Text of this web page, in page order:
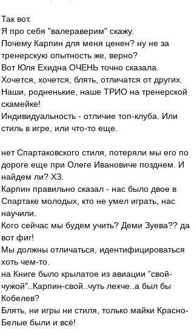
Так вот.
Я про себя "валераверим" скажу.
Почему Карпин для меня ценен? ну не за
тренерскую опытность же, верно?
Вот Юля Ехидна ОЧЕНЬ точно сказала.
Хочется, хочется, блять, отличатся от других.
Наши, родненькие, наше ТРИО на тренерской
скамейке!
Индивидуальность - отличие топ-клуба. Или
стиль в игре, или что-то еще.
нет Спартаковского стиля, потеряли мы его по
дороге еще при Олеге Ивановиче позднем. И
найдем ли? ХЗ.
Карпин правильно сказал - нас было двое в
Спартаке молодых, кто не умел играть, нас
научили.
Кого сейчас мы будем учить? Деми Зуева?? да
вот фиг!
Мы должны отличаться, идентифицироваться
хоть чем-то.
на Книге было крылатое из авиации "свой-
чужой"..Карпин-свой..чуть лехче..а был бы
Кобелев?
Блять, ни игры ни стиля, только майки Красно-
Белые были и всё!